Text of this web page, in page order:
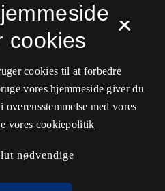
×
cookies
cookies til at forbedre
vores hjemmeside giver du
med vores
vores cookiepolitik
nødvendige